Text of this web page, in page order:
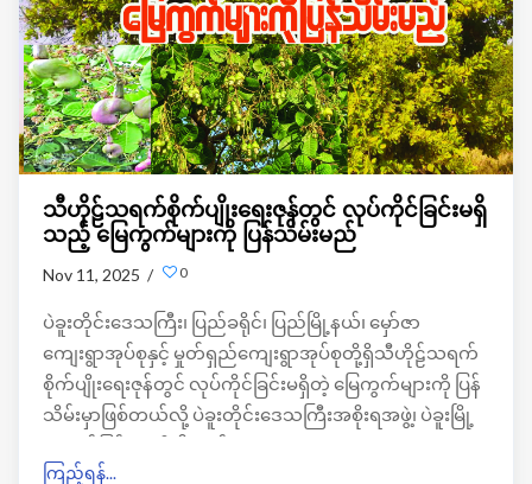
သီဟိုဠ်သရက်စိုက်ပျိုးရေးဇုန်တွင် လုပ်ကိုင်ခြင်းမရှိ
သည့် မြေကွက်များကို ပြန်သိမ်းမည်
Nov 11, 2025 / 0
ပဲခူးတိုင်းဒေသကြီး၊ ပြည်ခရိုင်၊ ပြည်မြို့နယ်၊ မှော်ဇာ
ကျေးရွာအုပ်စုနှင့် မှုတ်ရှည်ကျေးရွာအုပ်စုတို့ရှိသီဟိုဠ်သရက်
စိုက်ပျိုးရေးဇုန်တွင် လုပ်ကိုင်ခြင်းမရှိတဲ့ မြေကွက်များကို ပြန်
သိမ်းမှာဖြစ်တယ်လို့ ပဲခူးတိုင်းဒေသကြီးအစိုးရအဖွဲ့၊ ပဲခူးမြို့
ကြည့်ရန်...